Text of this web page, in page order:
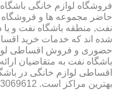
فروشگاه لوازم خانگی
حاضر مجموعه ها و فروشگاه
نفت, منطقه باشگاه نفت و یا
شده اند که خدمات خرید
حضوری و فروش اقساطی
باشگاه نفت به متقاضیان
اقساطی لوازم خانگی در
بهترین مراکز است. 09123069612 آقای میثم افسری